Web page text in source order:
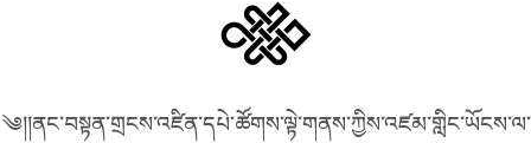
༄།།ནང་བསྟན་གྲངས་འཛིན་དཔེ་ཚོགས་ལྟེ་གནས་ཀྱིས་འཛམ་གླིང་ཡོངས་ལ་
phonetics! How to find things?